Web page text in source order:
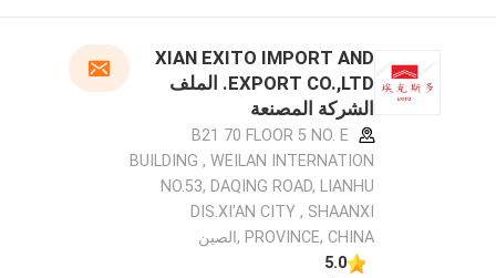
XIAN EXITO IMPORT AND
EXPORT CO.,LTD. الملف
الشركة المصنعة
B21 70 FLOOR 5 NO. E
BUILDING , WEILAN INTERNATION
NO.53, DAQING ROAD, LIANHU
DIS.XI'AN CITY , SHAANXI
PROVINCE, CHINA ,الصين
5.0